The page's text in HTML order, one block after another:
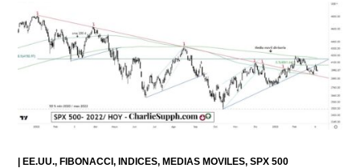
|EE.UU. FIBONACCI INDICES MEDIAS MOVILES SPX 500